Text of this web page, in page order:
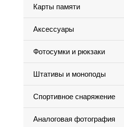
Карты памяти
Аксессуары
Фотосумки и рюкзаки
Штативы и моноподы
Спортивное снаряжение
Аналоговая фотография